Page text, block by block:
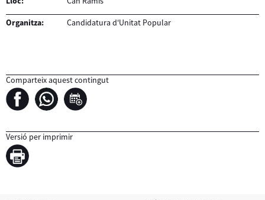
Organitza: Candidatura d'Unitat Popular
Comparteix aquest contingut
Versió per imprimir